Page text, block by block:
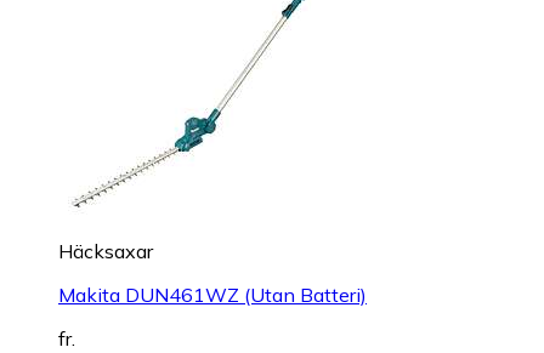
Häcksaxar
Makita DUN461WZ (Utan Batteri)
fr.